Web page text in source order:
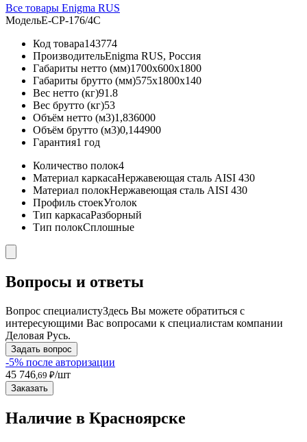
Все товары Enigma RUS
МодельЕ-СР-176/4С
Код товара143774
ПроизводительEnigma RUS, Россия
Габариты нетто (мм)1700x600x1800
Габариты брутто (мм)575x1800x140
Вес нетто (кг)91.8
Вес брутто (кг)53
Объём нетто (м3)1,836000
Объём брутто (м3)0,144900
Гарантия1 год
Количество полок4
Материал каркасаНержавеющая сталь AISI 430
Материал полокНержавеющая сталь AISI 430
Профиль стоекУголок
Тип каркасаРазборный
Тип полокСплошные
Вопросы и ответы
Вопрос специалистуЗдесь Вы можете обратиться с
интересующими Вас вопросами к специалистам компании
Деловая Русь.
Задать вопрос
-5% после авторизации
45 746 ,69 ₽/шт
Заказать
Наличие в Красноярскe